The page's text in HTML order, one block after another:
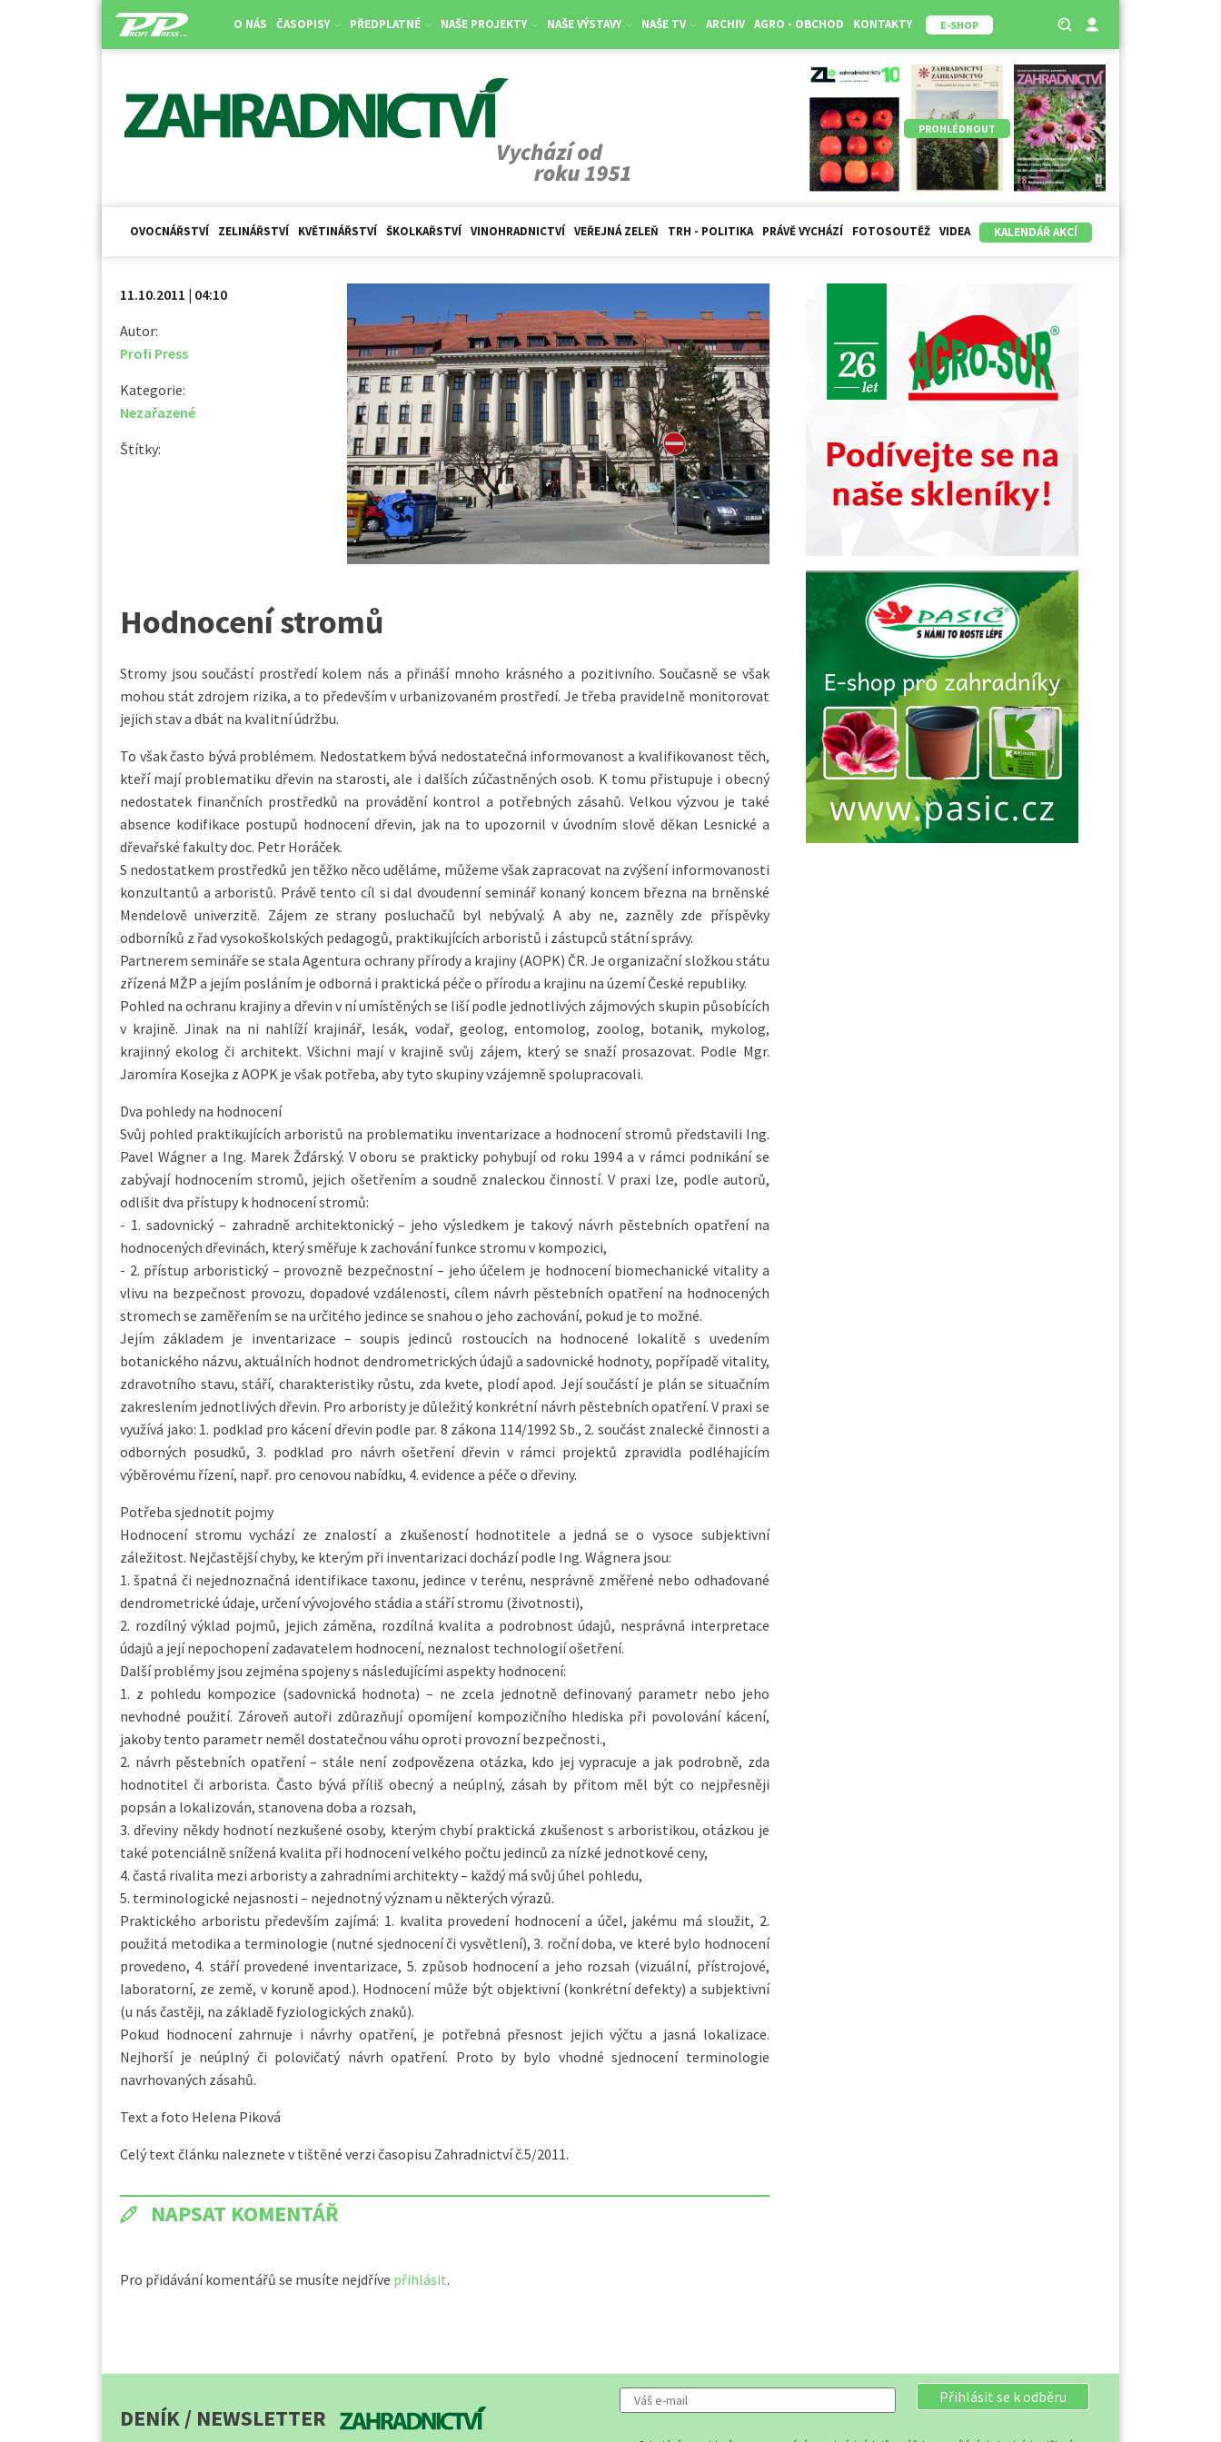
O NÁS ČASOPISY PŘEDPLATNÉ NAŠE PROJEKTY NAŠE VÝSTAVY NAŠE TV ARCHIV AGRO - OBCHOD KONTAKTY E-SHOP
PROHLÉDNOUT
OVOCNÁŘSTVÍ ZELINÁŘSTVÍ KVĚTINÁŘSTVÍ ŠKOLKAŘSTVÍ VINOHRADNICTVÍ VEŘEJNÁ ZELEŇ TRH - POLITIKA PRÁVĚ VYCHÁZÍ FOTOSOUTĚŽ VIDEA KALENDÁŘ AKCÍ
11.10.2011 | 04:10
Autor:
Profi Press
Kategorie:
Nezařazené
Štítky:
Hodnocení stromů
Stromy jsou součástí prostředí kolem nás a přináší mnoho krásného a pozitivního. Současně se však
mohou stát zdrojem rizika, a to především v urbanizovaném prostředí. Je třeba pravidelně monitorovat
jejich stav a dbát na kvalitní údržbu.
To však často bývá problémem. Nedostatkem bývá nedostatečná informovanost a kvalifikovanost těch,
kteří mají problematiku dřevin na starosti, ale i dalších zúčastněných osob. K tomu přistupuje i obecný
nedostatek finančních prostředků na provádění kontrol a potřebných zásahů. Velkou výzvou je také
absence kodifikace postupů hodnocení dřevin, jak na to upozornil v úvodním slově děkan Lesnické a
dřevařské fakulty doc. Petr Horáček.
S nedostatkem prostředků jen těžko něco uděláme, můžeme však zapracovat na zvýšení informovanosti
konzultantů a arboristů. Právě tento cíl si dal dvoudenní seminář konaný koncem března na brněnské
Mendelově univerzitě. Zájem ze strany posluchačů byl nebývalý. A aby ne, zazněly zde příspěvky
odborníků z řad vysokoškolských pedagogů, praktikujících arboristů i zástupců státní správy.
Partnerem semináře se stala Agentura ochrany přírody a krajiny (AOPK) ČR. Je organizační složkou státu
zřízená MŽP a jejím posláním je odborná i praktická péče o přírodu a krajinu na území České republiky.
Pohled na ochranu krajiny a dřevin v ní umístěných se liší podle jednotlivých zájmových skupin působících
v krajině. Jinak na ni nahlíží krajinář, lesák, vodař, geolog, entomolog, zoolog, botanik, mykolog,
krajinný ekolog či architekt. Všichni mají v krajině svůj zájem, který se snaží prosazovat. Podle Mgr.
Jaromíra Kosejka z AOPK je však potřeba, aby tyto skupiny vzájemně spolupracovali.
Dva pohledy na hodnocení
Svůj pohled praktikujících arboristů na problematiku inventarizace a hodnocení stromů představili Ing.
Pavel Wágner a Ing. Marek Žďárský. V oboru se prakticky pohybují od roku 1994 a v rámci podnikání se
zabývají hodnocením stromů, jejich ošetřením a soudně znaleckou činností. V praxi lze, podle autorů,
odlišit dva přístupy k hodnocení stromů:
- 1. sadovnický – zahradně architektonický – jeho výsledkem je takový návrh pěstebních opatření na
hodnocených dřevinách, který směřuje k zachování funkce stromu v kompozici,
- 2. přístup arboristický – provozně bezpečnostní – jeho účelem je hodnocení biomechanické vitality a
vlivu na bezpečnost provozu, dopadové vzdálenosti, cílem návrh pěstebních opatření na hodnocených
stromech se zaměřením se na určitého jedince se snahou o jeho zachování, pokud je to možné.
Jejím základem je inventarizace – soupis jedinců rostoucích na hodnocené lokalitě s uvedením
botanického názvu, aktuálních hodnot dendrometrických údajů a sadovnické hodnoty, popřípadě vitality,
zdravotního stavu, stáří, charakteristiky růstu, zda kvete, plodí apod. Její součástí je plán se situačním
zakreslením jednotlivých dřevin. Pro arboristy je důležitý konkrétní návrh pěstebních opatření. V praxi se
využívá jako: 1. podklad pro kácení dřevin podle par. 8 zákona 114/1992 Sb., 2. součást znalecké činnosti a
odborných posudků, 3. podklad pro návrh ošetření dřevin v rámci projektů zpravidla podléhajícím
výběrovému řízení, např. pro cenovou nabídku, 4. evidence a péče o dřeviny.
Potřeba sjednotit pojmy
Hodnocení stromu vychází ze znalostí a zkušeností hodnotitele a jedná se o vysoce subjektivní
záležitost. Nejčastější chyby, ke kterým při inventarizaci dochází podle Ing. Wágnera jsou:
1. špatná či nejednoznačná identifikace taxonu, jedince v terénu, nesprávně změřené nebo odhadované
dendrometrické údaje, určení vývojového stádia a stáří stromu (životnosti),
2. rozdílný výklad pojmů, jejich záměna, rozdílná kvalita a podrobnost údajů, nesprávná interpretace
údajů a její nepochopení zadavatelem hodnocení, neznalost technologií ošetření.
Další problémy jsou zejména spojeny s následujícími aspekty hodnocení:
1. z pohledu kompozice (sadovnická hodnota) – ne zcela jednotně definovaný parametr nebo jeho
nevhodné použití. Zároveň autoři zdůrazňují opomíjení kompozičního hlediska při povolování kácení,
jakoby tento parametr neměl dostatečnou váhu oproti provozní bezpečnosti.,
2. návrh pěstebních opatření – stále není zodpovězena otázka, kdo jej vypracuje a jak podrobně, zda
hodnotitel či arborista. Často bývá příliš obecný a neúplný, zásah by přitom měl být co nejpřesněji
popsán a lokalizován, stanovena doba a rozsah,
3. dřeviny někdy hodnotí nezkušené osoby, kterým chybí praktická zkušenost s arboristikou, otázkou je
také potenciálně snížená kvalita při hodnocení velkého počtu jedinců za nízké jednotkové ceny,
4. častá rivalita mezi arboristy a zahradními architekty – každý má svůj úhel pohledu,
5. terminologické nejasnosti – nejednotný význam u některých výrazů.
Praktického arboristu především zajímá: 1. kvalita provedení hodnocení a účel, jakému má sloužit, 2.
použitá metodika a terminologie (nutné sjednocení či vysvětlení), 3. roční doba, ve které bylo hodnocení
provedeno, 4. stáří provedené inventarizace, 5. způsob hodnocení a jeho rozsah (vizuální, přístrojové,
laboratorní, ze země, v koruně apod.). Hodnocení může být objektivní (konkrétní defekty) a subjektivní
(u nás častěji, na základě fyziologických znaků).
Pokud hodnocení zahrnuje i návrhy opatření, je potřebná přesnost jejich výčtu a jasná lokalizace.
Nejhorší je neúplný či polovičatý návrh opatření. Proto by bylo vhodné sjednocení terminologie
navrhovaných zásahů.
Text a foto Helena Piková
Celý text článku naleznete v tištěné verzi časopisu Zahradnictví č.5/2011.
NAPSAT KOMENTÁŘ
Pro přidávání komentářů se musíte nejdříve přihlásit.
DENÍK / NEWSLETTER
Přihlásit se k odběru